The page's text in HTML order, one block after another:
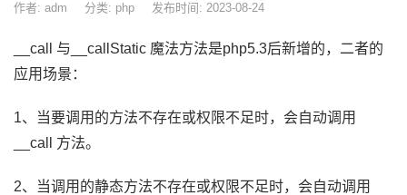
作者: adm 分类: php 发布时间: 2023-08-24
__call 与__callStatic 魔法方法是php5.3后新增的，二者的
应用场景：
1、当要调用的方法不存在或权限不足时，会自动调用
__call 方法。
2、当调用的静态方法不存在或权限不足时，会自动调用